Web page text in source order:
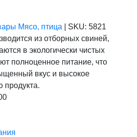
Мясо, птица SKU: 5821
из отборных свиней,
в экологически чистых
полноценное питание, что
вкус и высокое
продукта.